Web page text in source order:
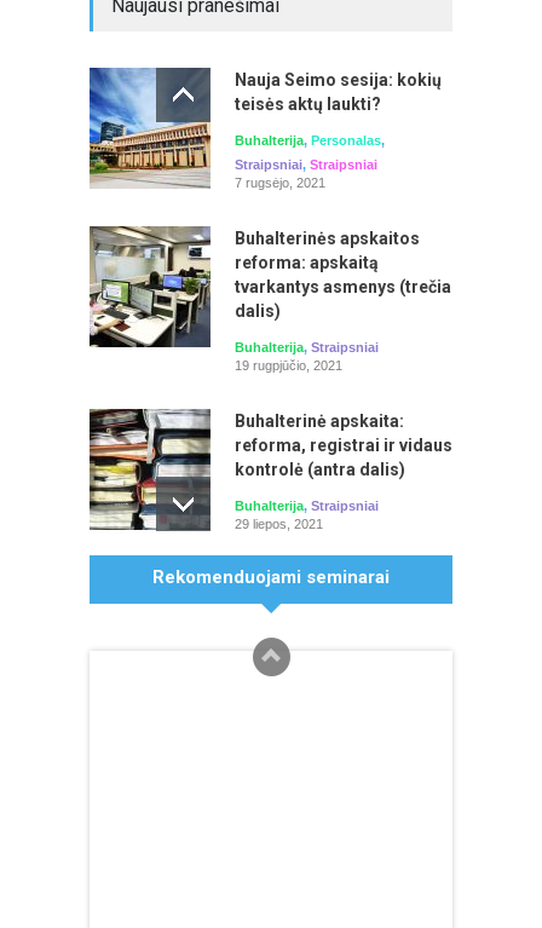
Naujausi pranešimai
Nauja Seimo sesija: kokių
teisės aktų laukti?
Buhalterija, Personalas,
Straipsniai, Straipsniai
7 rugsėjo, 2021
Buhalterinės apskaitos
reforma: apskaitą
tvarkantys asmenys (trečia
dalis)
Buhalterija, Straipsniai
19 rugpjūčio, 2021
Buhalterinė apskaita:
reforma, registrai ir vidaus
kontrolė (antra dalis)
Buhalterija, Straipsniai
29 liepos, 2021
Buhalterinės apskaitos
reforma: apskaitos
Buhalterija
Rekomenduojami seminarai
Laiko planavimas ir valdymas. Prioritetų
Seminarą veda: Aistė Mažeikienė
Asmens duomenų apsauga 2026 m.:
naujausi BDAR išaiškinimai